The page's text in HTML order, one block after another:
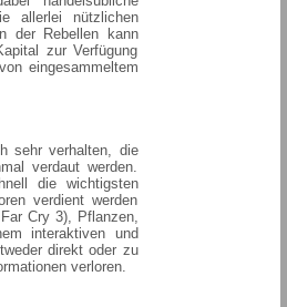
allerlei nützlichen
der Rebellen kann
zur Verfügung
eingesammeltem
sehr verhalten, die
verdaut werden.
die wichtigsten
verdient werden
Cry 3), Pflanzen,
interaktiven und
direkt oder zu
verloren.